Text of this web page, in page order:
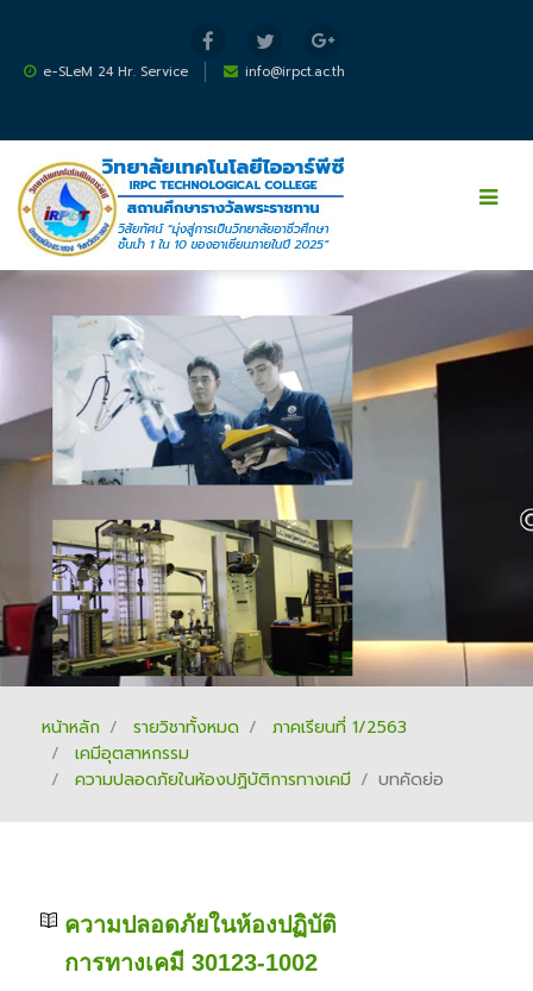
e-SLeM 24 Hr. Service info@irpct.ac.th
หน้าหลัก รายวิชาทั้งหมด
ภาคเรียนที่ 1/2563
เคมีอุตสาหกรรม
ความปลอดภัยในห้องปฏิบัติการทางเคมี
บทคัดย่อ
ความปลอดภัยในห้องปฏิบัติ
การทางเคมี 30123-1002